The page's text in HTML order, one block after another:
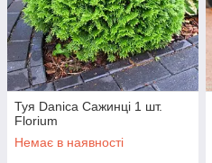
Туя Danica Сажинці 1 шт.
Florium
Немає в наявності